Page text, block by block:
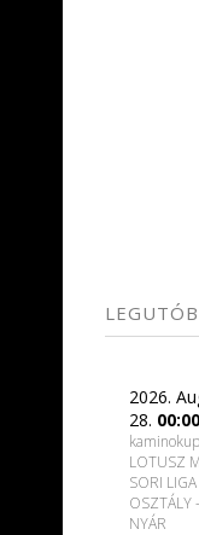
2026.
28. 00:00
LOTUSZ
SORI
OSZTÁLY
NYÁR